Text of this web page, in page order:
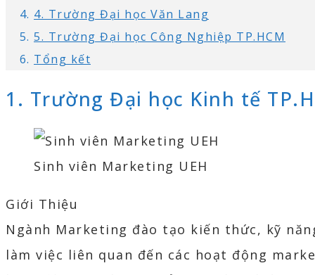
4. Trường Đại học Văn Lang
5. Trường Đại học Công Nghiệp TP.HCM
Tổng kết
1. Trường Đại học Kinh tế
Sinh viên Marketing UEH
Giới Thiệu
Ngành Marketing đào tạo kiến thức, kỹ
làm việc liên quan đến các hoạt động